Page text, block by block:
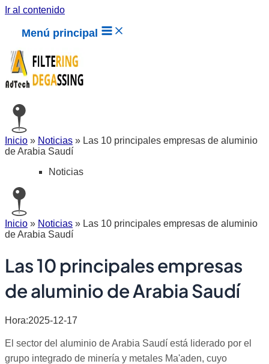
Ir al contenido
Menú principal
Inicio » Noticias » Las 10 principales empresas de aluminio
de Arabia Saudí
Noticias
Inicio » Noticias » Las 10 principales empresas de aluminio
de Arabia Saudí
Las 10 principales empresas
de aluminio de Arabia Saudí
Hora:2025-12-17
El sector del aluminio de Arabia Saudí está liderado por el
grupo integrado de minería y metales Ma'aden, cuyo